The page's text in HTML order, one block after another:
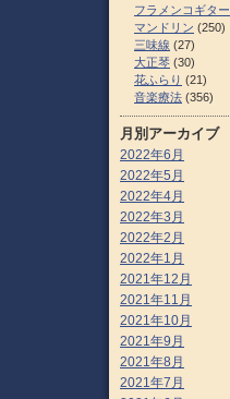
フラメンコギター
マンドリン (250)
三味線 (27)
大正琴 (30)
花ふらり (21)
音楽療法 (356)
月別アーカイブ
2022年6月
2022年5月
2022年4月
2022年3月
2022年2月
2022年1月
2021年12月
2021年11月
2021年10月
2021年9月
2021年8月
2021年7月